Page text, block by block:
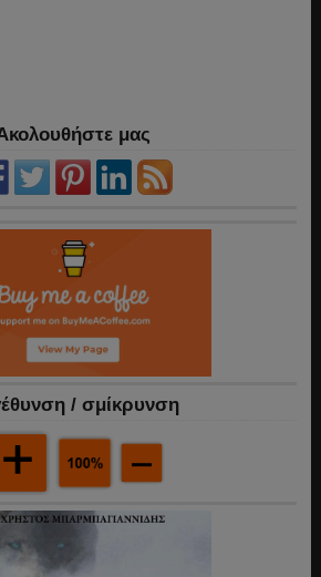
μας
/ σμίκρυνση